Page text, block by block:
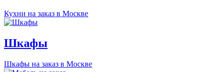
Кухни на заказ в Москве
Шкафы
Шкафы на заказ в Москве